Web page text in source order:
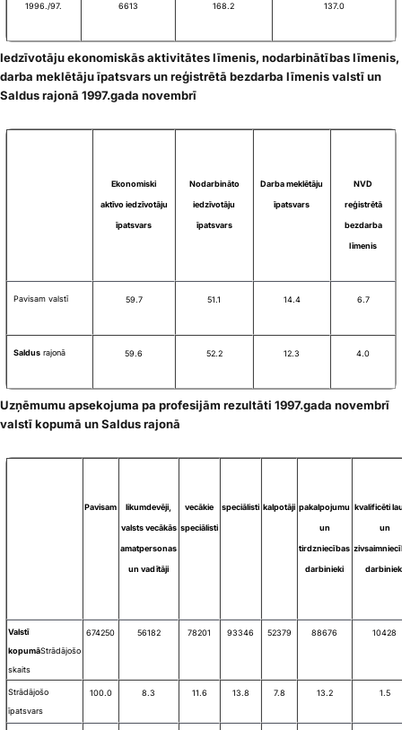
1996./97. 6613 168.2 137.0
Iedzīvotāju ekonomiskās aktivitātes līmenis, nodarbinātības līmenis,
darba meklētāju īpatsvars un reģistrētā bezdarba līmenis valstī un
Saldus rajonā 1997.gada novembrī
Ekonomiski
aktīvo iedzīvotāju
īpatsvars
Nodarbināto
iedzīvotāju
īpatsvars
Darba meklētāju
īpatsvars
NVD
reģistrētā
bezdarba
līmenis
Pavisam valstī 59.7 51.1 14.4 6.7
Saldus rajonā 59.6 52.2 12.3 4.0
Uzņēmumu apsekojuma pa profesijām rezultāti 1997.gada novembrī
valstī kopumā un Saldus rajonā
Pavisam likumdevēji,
valsts vecākās
amatpersonas
un vadītāji
vecākie
speciālisti
speciālisti kalpotāji pakalpojumu
un
tirdzniecības
darbinieki
kvalificēti
un
Valstī
kopumāStrādājošo
skaits
674250 56182 78201 93346 52379 88676 10428
Strādājošo
īpatsvars
100.0 8.3 11.6 13.8 7.8 13.2 1.5